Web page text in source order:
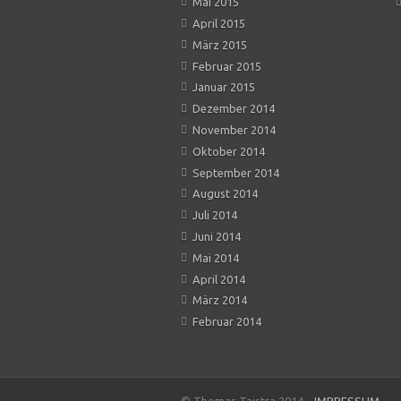
April 2015
März 2015
Februar 2015
Januar 2015
Dezember 2014
November 2014
Oktober 2014
September 2014
August 2014
Juli 2014
Juni 2014
Mai 2014
April 2014
März 2014
Februar 2014